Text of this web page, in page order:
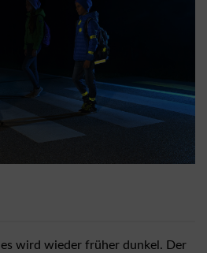
es wird wieder früher dunkel. Der